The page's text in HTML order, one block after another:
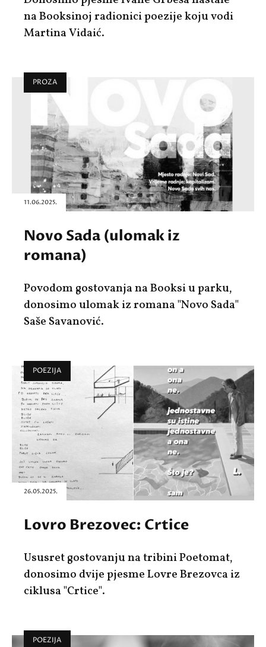
na Booksinoj radionici poezije koju vodi
Martina Vidaić.
PROZA
11.06.2025.
Novo Sada (ulomak iz
romana)
Povodom gostovanja na Booksi u parku,
donosimo ulomak iz romana "Novo Sada"
Saše Savanović.
POEZIJA
26.05.2025.
Lovro Brezovec: Crtice
Ususret gostovanju na tribini Poetomat,
donosimo dvije pjesme Lovre Brezovca iz
ciklusa "Crtice".
POEZIJA